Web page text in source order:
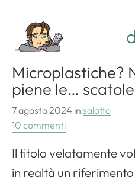
Microplastiche?
piene le… scatole
7 agosto 2024 in salotto
10 commenti
Il titolo velatamente
in realtà un